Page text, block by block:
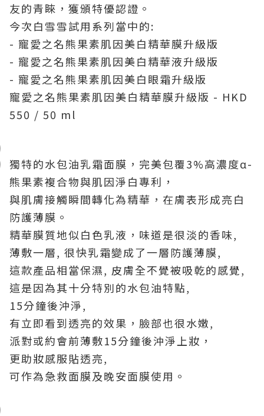
友的青睞，獲頒特優認證。
今次白雪雪試用系列當中的:
- 寵愛之名熊果素肌因美白精華膜升級版
- 寵愛之名熊果素肌因美白精華液升級版
- 寵愛之名熊果素肌因美白眼霜升級版
寵愛之名熊果素肌因美白精華膜升級版 - HKD
550 / 50 ml
獨特的水包油乳霜面膜，完美包覆3%高濃度α-
熊果素複合物與肌因淨白專利，
與肌膚接觸瞬間轉化為精華，在膚表形成亮白
防護薄膜。
精華膜質地似白色乳液，味道是很淡的香味,
薄敷一層, 很快乳霜變成了一層防護薄膜,
這款產品相當保濕, 皮膚全不覺被吸乾的感覺,
這是因為其十分特別的水包油特點,
15分鐘後沖淨,
有立即看到透亮的效果，臉部也很水嫩,
派對或約會前薄敷15分鐘後沖淨上妝，
更助妝感服貼透亮,
可作為急救面膜及晚安面膜使用。